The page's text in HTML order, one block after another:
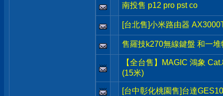
南投售 p12 pro pst co
[台北售]小米路由器
售羅技k270無線鍵盤 和一堆
【全台售】MAGIC 鴻象
(15米)
[台中彰化桃園售]台達